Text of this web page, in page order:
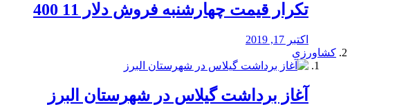
تکرار قیمت چهارشنبه فروش دلار 11 400
اکتبر 17, 2019
کشاورزی
آغاز برداشت گیلاس در شهرستان البرز